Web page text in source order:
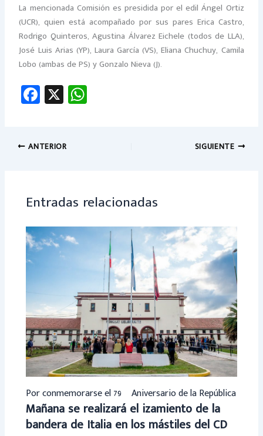
La mencionada Comisión es presidida por el edil Ángel Ortiz
(UCR), quien está acompañado por sus pares Erica Castro,
Rodrigo Quinteros, Agustina Álvarez Eichele (todos de LLA),
José Luis Arias (YP), Laura García (VS), Eliana Chuchuy, Camila
Lobo (ambas de PS) y Gonzalo Nieva (J).
Fa
ce
o
X
ANTERIOR SIGUIENTE
Entradas relacionadas
Por conmemorarse el 79º Aniversario de la República
Mañana se realizará el izamiento de la
bandera de Italia en los mástiles del CD